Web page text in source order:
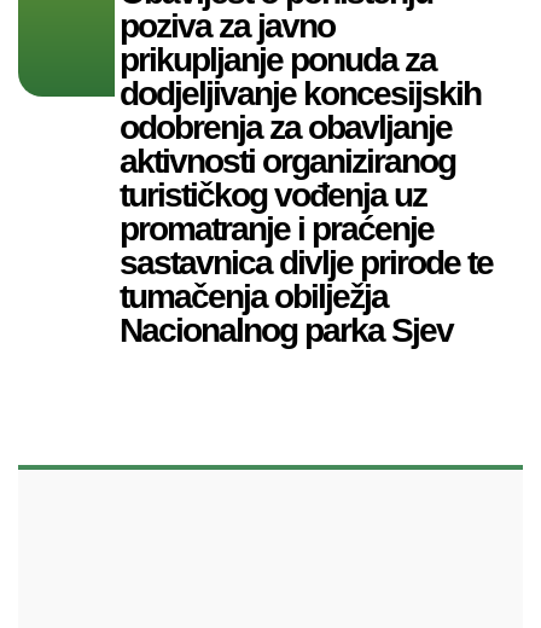
poziva za javno
prikupljanje ponuda za
dodjeljivanje koncesijskih
odobrenja za obavljanje
aktivnosti organiziranog
turističkog vođenja uz
promatranje i praćenje
sastavnica divlje prirode te
tumačenja obilježja
Nacionalnog parka Sjev